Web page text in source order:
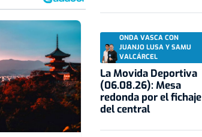
ONDA VASCA CON
JUANJO LUSA Y SAMU
VALCÁRCEL
La Movida Deportiva
(06.08.26): Mesa
redonda por el fichaje
del central